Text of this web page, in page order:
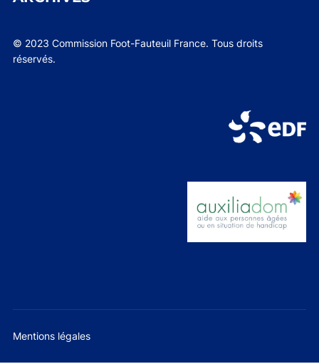
© 2023 Commission Foot-Fauteuil France. Tous droits
réservés.
Mentions légales